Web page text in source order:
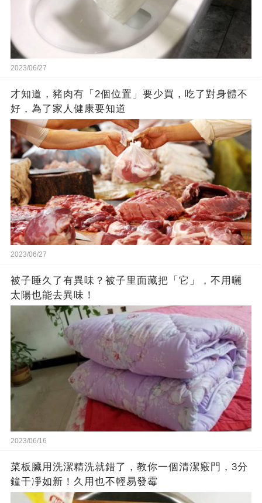
2023/06/27
才知道，豬肉有「2個位置」要少買，吃了對身體不
好，為了家人健康要知道
2023/06/27
被子睡久了有異味？被子里面藏把「它」，不用曬
太陽也能去異味！
2023/06/16
菜板臟用洗潔精洗就錯了，教你一個清潔竅門，3分
鐘干凈如新！久用也不輕易發霉